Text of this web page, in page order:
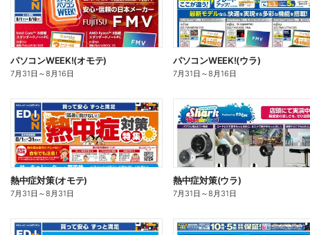
パソコンWEEK!(オモテ)
7月31日 ～8月16日
パソコンWEEK!(ウラ)
7月31日 ～8月16日
熱中症対策(オモテ)
7月31日 ～8月31日
熱中症対策(ウラ)
7月31日 ～8月31日